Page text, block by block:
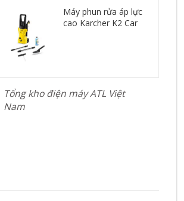
Máy phun rửa áp lực
cao Karcher K2 Car
Tổng kho điện máy ATL Việt
Nam